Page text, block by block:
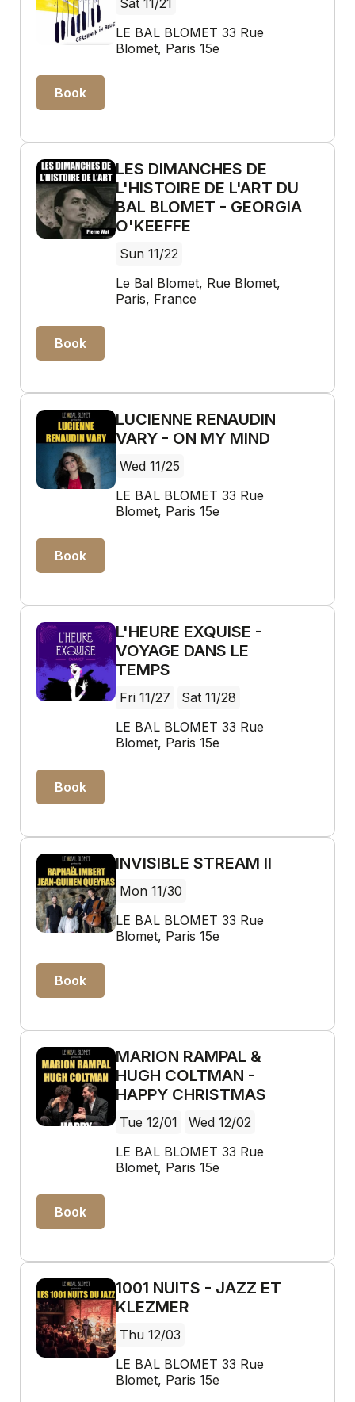
Sat 11/21
LE BAL BLOMET 33 Rue
Blomet, Paris 15e
Book
LES DIMANCHES DE
L'HISTOIRE DE L'ART DU
BAL BLOMET - GEORGIA
O'KEEFFE
Sun 11/22
Le Bal Blomet, Rue Blomet,
Paris, France
Book
LUCIENNE RENAUDIN
VARY - ON MY MIND
Wed 11/25
LE BAL BLOMET 33 Rue
Blomet, Paris 15e
Book
L'HEURE EXQUISE -
VOYAGE DANS LE
TEMPS
Fri 11/27
Sat 11/28
LE BAL BLOMET 33 Rue
Blomet, Paris 15e
Book
INVISIBLE STREAM II
Mon 11/30
LE BAL BLOMET 33 Rue
Blomet, Paris 15e
Book
MARION RAMPAL &
HUGH COLTMAN -
HAPPY CHRISTMAS
Tue 12/01
Wed 12/02
LE BAL BLOMET 33 Rue
Blomet, Paris 15e
Book
1001 NUITS - JAZZ ET
KLEZMER
Thu 12/03
LE BAL BLOMET 33 Rue
Blomet, Paris 15e